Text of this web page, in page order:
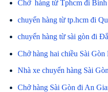
Chở hàng từ Tphcm đi Bình
chuyển hàng từ tp.hcm đi
chuyển hàng từ sài gòn đi
Chở hàng hai chiều Sài
Nhà xe chuyển hàng Sài
Chở hàng Sài Gòn đi An